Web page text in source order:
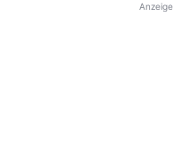
Anzeige